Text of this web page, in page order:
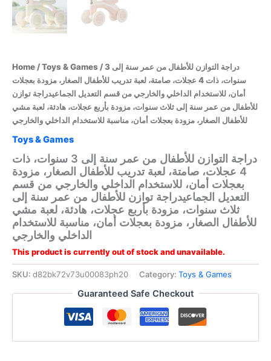
Home /Toys & Games / دراجة التوازن للأطفال من عمر سنة إلى 3
سنوات، ذات 4 عجلات، صامتة، لعبة تدريب للأطفال الصغار، مزودة بعجلات
أمان، للاستخدام الداخلي والخارجي من قسم التعديل الجماعيدراجة توازن
للأطفال من عمر سنة إلى ثلاث سنوات، مزودة بأربع عجلات، هادئة، لعبة مشي
للأطفال الصغار، مزودة بعجلات أمان، مناسبة للاستخدام الداخلي والخارجي
Toys & Games
دراجة التوازن للأطفال من عمر سنة إلى 3 سنوات، ذات
4 عجلات، صامتة، لعبة تدريب للأطفال الصغار، مزودة
بعجلات أمان، للاستخدام الداخلي والخارجي من قسم
التعديل الجماعيدراجة توازن للأطفال من عمر سنة إلى
ثلاث سنوات، مزودة بأربع عجلات، هادئة، لعبة مشي
للأطفال الصغار، مزودة بعجلات أمان، مناسبة للاستخدام
الداخلي والخارجي
This product is currently out of stock and unavailable.
SKU: d82bk72v73u00083ph20 Category: Toys & Games
Guaranteed Safe Checkout